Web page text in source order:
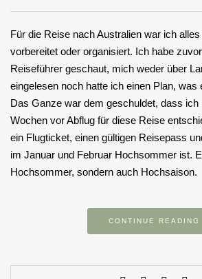
Für die Reise nach Australien war ich
vorbereitet oder organisiert. Ich habe
Reiseführer geschaut, mich weder über
eingelesen noch hatte ich einen Plan, was
Das Ganze war dem geschuldet, dass ich
Wochen vor Abflug für diese Reise
ein Flugticket, einen gültigen Reisepass
im Januar und Februar Hochsommer ist.
Hochsommer, sondern auch Hochsaison.
CONTINUE READING